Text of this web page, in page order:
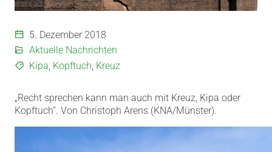
5. Dezember 2018
Aktuelle Nachrichten
Kipa, Kopftuch, Kreuz
„Recht sprechen kann man auch mit Kreuz, Kipa oder
Kopftuch“. Von Christoph Arens (KNA/Münster).